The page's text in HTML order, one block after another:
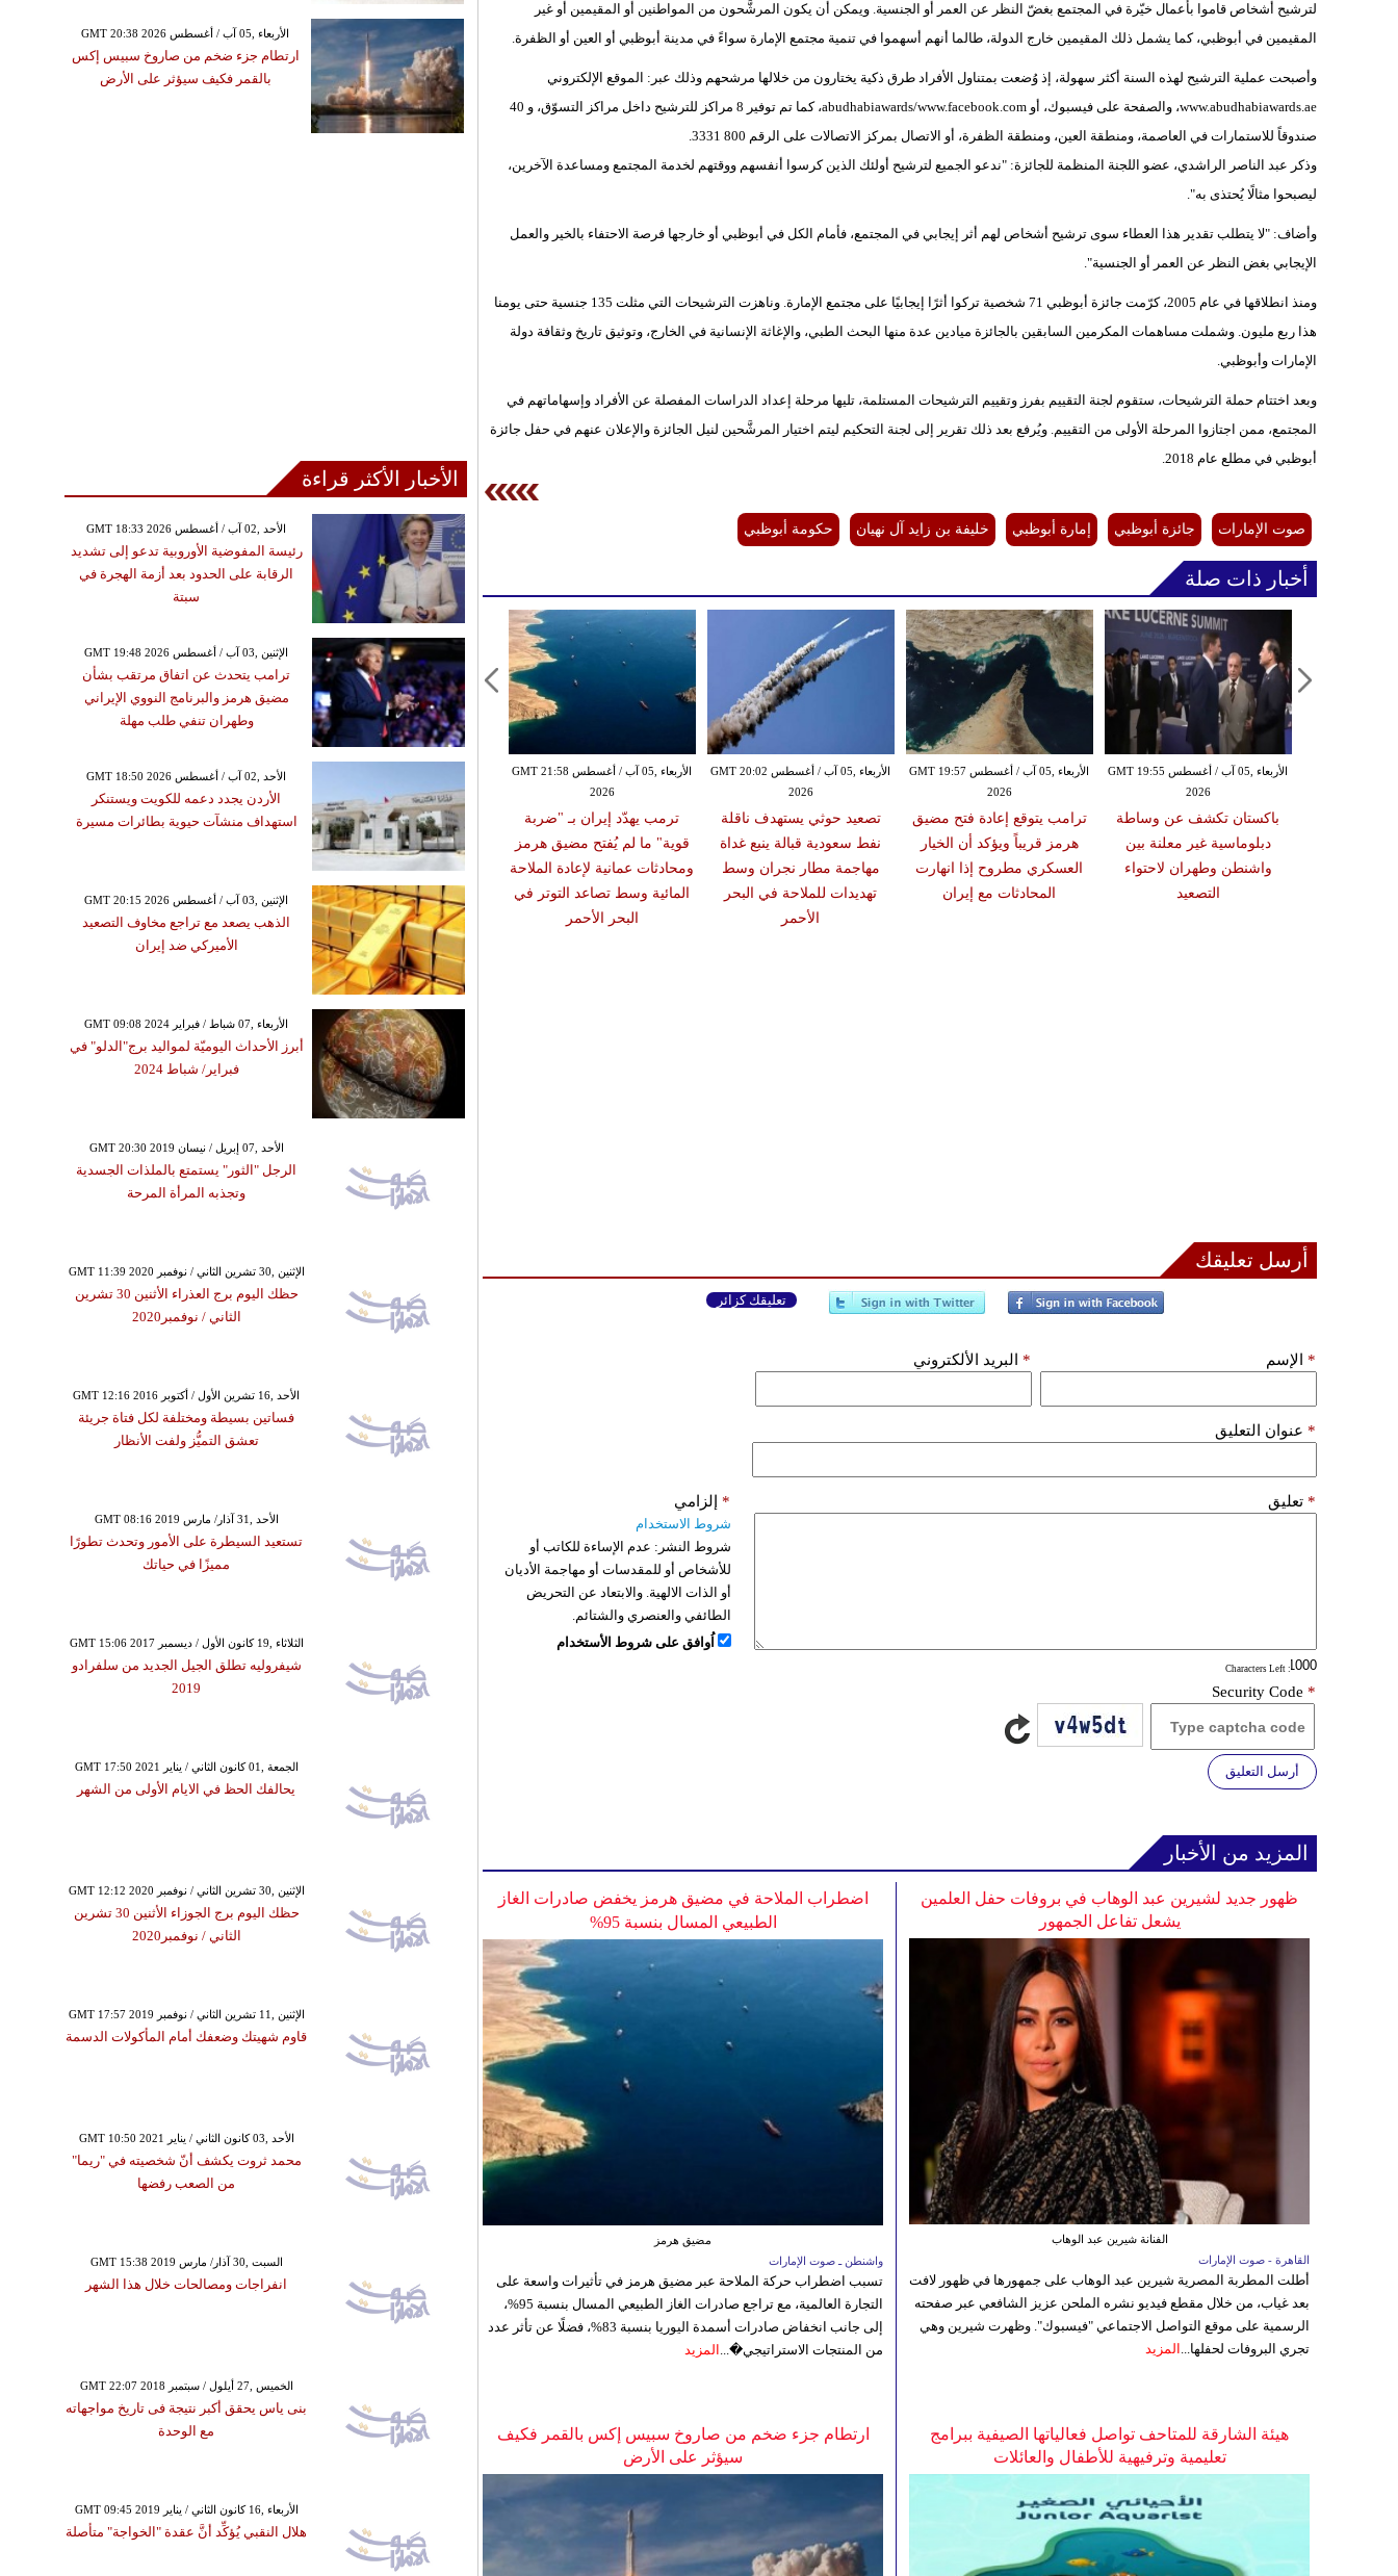
لترشيح أشخاص قاموا بأعمال خيّرة في المجتمع بغضّ النظر عن العمر أو الجنسية. ويمكن أن يكون المرشَّحون من المواطنين أو المقيمين أو غير
المقيمين في أبوظبي، كما يشمل ذلك المقيمين خارج الدولة، طالما أنهم أسهموا في تنمية مجتمع الإمارة سواءً في مدينة أبوظبي أو العين أو الظفرة.
وأصبحت عملية الترشيح لهذه السنة أكثر سهولة، إذ وُضعت بمتناول الأفراد طرق ذكية يختارون من خلالها مرشحهم وذلك عبر: الموقع الإلكتروني
www.abudhabiawards.ae، والصفحة على فيسبوك، أو www.facebook.com/‏‏‏abudhabiawards، كما تم توفير 8 مراكز للترشيح داخل مراكز التسوّق، و 40
صندوقاً للاستمارات في العاصمة، ومنطقة العين، ومنطقة الظفرة، أو الاتصال بمركز الاتصالات على الرقم 800 3331.
وذكر عبد الناصر الراشدي، عضو اللجنة المنظمة للجائزة: "ندعو الجميع لترشيح أولئك الذين كرسوا أنفسهم ووقتهم لخدمة المجتمع ومساعدة الآخرين،
ليصبحوا مثالًا يُحتذى به".
وأضاف: "لا يتطلب تقدير هذا العطاء سوى ترشيح أشخاص لهم أثر إيجابي في المجتمع، فأمام الكل في أبوظبي أو خارجها فرصة الاحتفاء بالخير والعمل
الإيجابي بغض النظر عن العمر أو الجنسية".
ومنذ انطلاقها في عام 2005، كرّمت جائزة أبوظبي 71 شخصية تركوا أثرًا إيجابيًا على مجتمع الإمارة. وناهزت الترشيحات التي مثلت 135 جنسية حتى يومنا
هذا ربع مليون. وشملت مساهمات المكرمين السابقين بالجائزة ميادين عدة منها البحث الطبي، والإغاثة الإنسانية في الخارج، وتوثيق تاريخ وثقافة دولة
الإمارات وأبوظبي.
وبعد اختتام حملة الترشيحات، ستقوم لجنة التقييم بفرز وتقييم الترشيحات المستلمة، تليها مرحلة إعداد الدراسات المفصلة عن الأفراد وإسهاماتهم في
المجتمع، ممن اجتازوا المرحلة الأولى من التقييم. ويُرفع بعد ذلك تقرير إلى لجنة التحكيم ليتم اختيار المرشَّحين لنيل الجائزة والإعلان عنهم في حفل جائزة
أبوظبي في مطلع عام 2018.
صوت الإمارات جائزة أبوظبي إمارة أبوظبي خليفة بن زايد آل نهيان حكومة أبوظبي
أخبار ذات صلة
الأربعاء ,05 آب / أغسطس GMT 21:58
2026
ترمب يهدّد إيران بـ "ضربة
قوية" ما لم يُفتح مضيق هرمز
ومحادثات عمانية لإعادة الملاحة
المائية وسط تصاعد التوتر في
البحر الأحمر
الأربعاء ,05 آب / أغسطس GMT 20:02
2026
تصعيد حوثي يستهدف ناقلة
نفط سعودية قبالة ينبع غداة
مهاجمة مطار نجران وسط
تهديدات للملاحة في البحر
الأحمر
الأربعاء ,05 آب / أغسطس GMT 19:57
2026
ترامب يتوقع إعادة فتح مضيق
هرمز قريباً ويؤكد أن الخيار
العسكري مطروح إذا انهارت
المحادثات مع إيران
الأربعاء ,05 آب / أغسطس GMT 19:55
2026
باكستان تكشف عن وساطة
دبلوماسية غير معلنة بين
واشنطن وطهران لاحتواء
التصعيد
أرسل تعليقك
تعليقك كزائر
الإسم * البريد الألكتروني *
عنوان التعليق *
تعليق *
: Characters Left
إلزامي *
شروط الاستخدام
شروط النشر: عدم الإساءة للكاتب أو
للأشخاص أو للمقدسات أو مهاجمة الأديان
أو الذات الالهية. والابتعاد عن التحريض
الطائفي والعنصري والشتائم.
اُوافق على شروط الأستخدام
Security Code *
أرسل التعليق
المزيد من الأخبار
اضطراب الملاحة في مضيق هرمز يخفض صادرات الغاز
الطبيعي المسال بنسبة 95%
مضيق هرمز
واشنطن ـ صوت الإمارات
تسبب اضطراب حركة الملاحة عبر مضيق هرمز في تأثيرات واسعة على
التجارة العالمية، مع تراجع صادرات الغاز الطبيعي المسال بنسبة 95%،
إلى جانب انخفاض صادرات أسمدة اليوريا بنسبة 83%، فضلًا عن تأثر عدد
من المنتجات الاستراتيجي�... المزيد
ظهور جديد لشيرين عبد الوهاب في بروفات حفل العلمين
يشعل تفاعل الجمهور
الفنانة شيرين عبد الوهاب
القاهرة - صوت الإمارات
أطلت المطربة المصرية شيرين عبد الوهاب على جمهورها في ظهور لافت
بعد غياب، من خلال مقطع فيديو نشره الملحن عزيز الشافعي عبر صفحته
الرسمية على موقع التواصل الاجتماعي "فيسبوك". وظهرت شيرين وهي
تجري البروفات لحفلها... المزيد
ارتطام جزء ضخم من صاروخ سبيس إكس بالقمر فكيف
سيؤثر على الأرض
هيئة الشارقة للمتاحف تواصل فعالياتها الصيفية ببرامج
تعليمية وترفيهية للأطفال والعائلات
GMT 20:38 2026 الأربعاء ,05 آب / أغسطس
ارتطام جزء ضخم من صاروخ سبيس إكس
بالقمر فكيف سيؤثر على الأرض
الأخبار الأكثر قراءة
GMT 18:33 2026 الأحد ,02 آب / أغسطس
رئيسة المفوضية الأوروبية تدعو إلى تشديد
الرقابة على الحدود بعد أزمة الهجرة في
سبتة
GMT 19:48 2026 الإثنين ,03 آب / أغسطس
ترامب يتحدث عن اتفاق مرتقب بشأن
مضيق هرمز والبرنامج النووي الإيراني
وطهران تنفي طلب مهلة
GMT 18:50 2026 الأحد ,02 آب / أغسطس
الأردن يجدد دعمه للكويت ويستنكر
استهداف منشآت حيوية بطائرات مسيرة
GMT 20:15 2026 الإثنين ,03 آب / أغسطس
الذهب يصعد مع تراجع مخاوف التصعيد
الأميركي ضد إيران
GMT 09:08 2024 الأربعاء ,07 شباط / فبراير
أبرز الأحداث اليوميّة لمواليد برج"الدلو" في
فبراير/ شباط 2024
GMT 20:30 2019 الأحد ,07 إبريل / نيسان
الرجل "الثور" يستمتع بالملذات الجسدية
وتجذبه المرأة المرحة
GMT 11:39 2020 الإثنين ,30 تشرين الثاني / نوفمبر
حظك اليوم برج العذراء الأثنين 30 تشرين
الثاني / نوفمبر2020
GMT 12:16 2016 الأحد ,16 تشرين الأول / أكتوبر
فساتين بسيطة ومختلفة لكل فتاة جريئة
تعشق التميُّز ولفت الأنظار
GMT 08:16 2019 الأحد ,31 آذار/ مارس
تستعيد السيطرة على الأمور وتحدث تطورًا
مميزًا في حياتك
GMT 15:06 2017 الثلاثاء ,19 كانون الأول / ديسمبر
شيفروليه تطلق الجيل الجديد من سلفرادو
2019
GMT 17:50 2021 الجمعة ,01 كانون الثاني / يناير
يحالفك الحظ في الايام الأولى من الشهر
GMT 12:12 2020 الإثنين ,30 تشرين الثاني / نوفمبر
حظك اليوم برج الجوزاء الأثنين 30 تشرين
الثاني / نوفمبر2020
GMT 17:57 2019 الإثنين ,11 تشرين الثاني / نوفمبر
قاوم شهيتك وضعفك أمام المأكولات الدسمة
GMT 10:50 2021 الأحد ,03 كانون الثاني / يناير
محمد ثروت يكشف أنّ شخصيته في "ريما"
من الصعب رفضها
GMT 15:38 2019 السبت ,30 آذار/ مارس
انفراجات ومصالحات خلال هذا الشهر
GMT 22:07 2018 الخميس ,27 أيلول / سبتمبر
بنى ياس يحقق أكبر نتيجة فى تاريخ مواجهاته
مع الوحدة
GMT 09:45 2019 الأربعاء ,16 كانون الثاني / يناير
هلال النقبي يُؤكِّد أنَّ عقدة "الخواجة" متأصلة